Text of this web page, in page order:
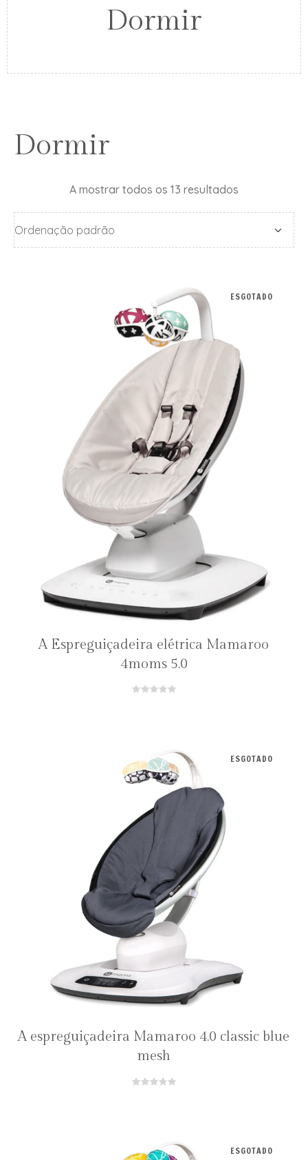
Dormir
Dormir
A mostrar todos os 13 resultados
ESGOTADO
A Espreguiçadeira elétrica Mamaroo
4moms 5.0
ESGOTADO
A espreguiçadeira Mamaroo 4.0 classic blue
mesh
ESGOTADO